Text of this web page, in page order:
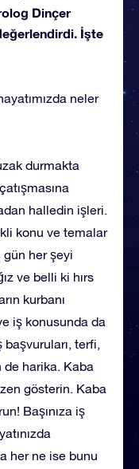
Dinçer
İşte
neler
durmakta
halledin işleri.
konu ve temalar
her şeyi
ve belli ki hırs
kurbanı
iş konusunda da
terfi,
harika. Kaba
gösterin. Kaba
Başınıza iş
her ne ise bunu